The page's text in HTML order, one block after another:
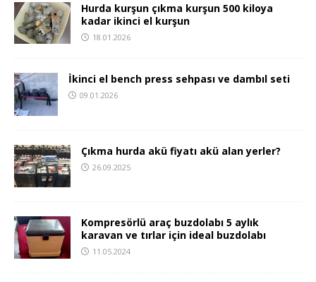
Hurda kurşun çıkma kurşun 500 kiloya
kadar ikinci el kurşun
18.01.2026
İkinci el bench press sehpası ve dambıl seti
09.01.2026
Çıkma hurda akü fiyatı akü alan yerler?
26.09.2025
Kompresörlü araç buzdolabı 5 aylık
karavan ve tırlar için ideal buzdolabı
11.05.2024